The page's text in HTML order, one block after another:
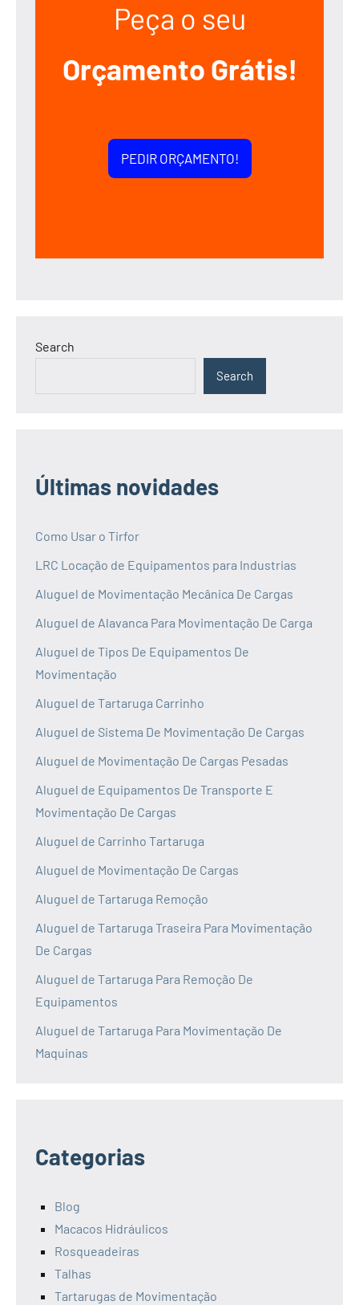
Peça o seu
Orçamento Grátis!
PEDIR ORÇAMENTO!
Search
Search
Últimas novidades
Como Usar o Tirfor
LRC Locação de Equipamentos para Industrias
Aluguel de Movimentação Mecânica De Cargas
Aluguel de Alavanca Para Movimentação De Carga
Aluguel de Tipos De Equipamentos De
Movimentação
Aluguel de Tartaruga Carrinho
Aluguel de Sistema De Movimentação De Cargas
Aluguel de Movimentação De Cargas Pesadas
Aluguel de Equipamentos De Transporte E
Movimentação De Cargas
Aluguel de Carrinho Tartaruga
Aluguel de Movimentação De Cargas
Aluguel de Tartaruga Remoção
Aluguel de Tartaruga Traseira Para Movimentação
De Cargas
Aluguel de Tartaruga Para Remoção De
Equipamentos
Aluguel de Tartaruga Para Movimentação De
Maquinas
Categorias
Blog
Macacos Hidráulicos
Rosqueadeiras
Talhas
Tartarugas de Movimentação